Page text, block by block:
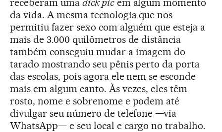
da vida. A mesma tecnologia que nos
permitiu fazer sexo com alguém que esteja a
mais de 3.000 quilômetros de distância
também conseguiu mudar a imagem do
tarado mostrando seu pênis perto da porta
das escolas, pois agora ele nem se esconde
mais em algum canto. Às vezes, eles têm
rosto, nome e sobrenome e podem até
divulgar seu número de telefone —via
WhatsApp— e seu local e cargo no trabalho.